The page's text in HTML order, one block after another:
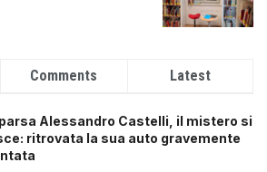
Comments Latest
Alessandro Castelli, il mistero si
ritrovata la sua auto gravemente